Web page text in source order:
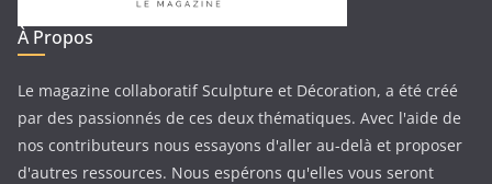
À Propos
Le magazine collaboratif Sculpture et Décoration, a été créé
par des passionnés de ces deux thématiques. Avec l'aide de
nos contributeurs nous essayons d'aller au-delà et proposer
d'autres ressources. Nous espérons qu'elles vous seront